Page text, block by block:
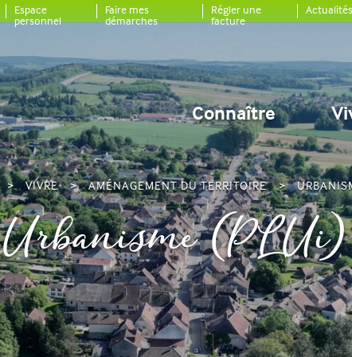
Espace
personnel
Faire mes
démarches
Régler une
facture
Actualités
Connaître
VIVRE AMÉNAGEMENT DU TERRITOIRE
Urbanisme (PLUi)